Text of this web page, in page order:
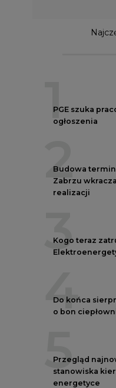
1
PGE szuka
ogłoszenia
2
Budowa
Zabrzu
realizacji
3
Kogo teraz
4
Do końca
o bon
5
Przegląd
stanowiska
energetyce